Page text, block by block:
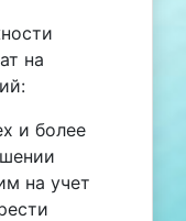
на
и более
на учет